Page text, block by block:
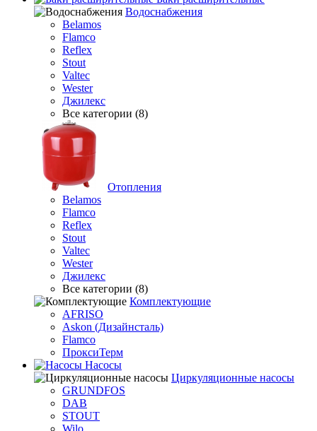
Водоснабжения
Belamos
Flamco
Reflex
Stout
Valtec
Wester
Джилекс
Все категории (8)
Отопления
Belamos
Flamco
Reflex
Stout
Valtec
Wester
Джилекс
Все категории (8)
Комплектующие
AFRISO
Askon (Дизайнсталь)
Flamco
ПроксиТерм
Насосы
Циркуляционные насосы
GRUNDFOS
DAB
STOUT
Wilo